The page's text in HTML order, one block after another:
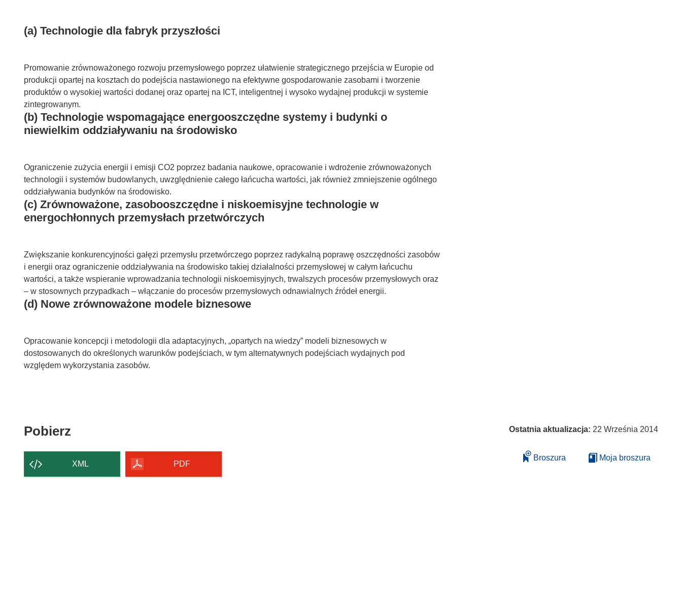
(a) Technologie dla fabryk przyszłości
Promowanie zrównoważonego rozwoju przemysłowego poprzez ułatwienie strategicznego przejścia w Europie od
produkcji opartej na kosztach do podejścia nastawionego na efektywne gospodarowanie zasobami i tworzenie
produktów o wysokiej wartości dodanej oraz opartej na ICT, inteligentnej i wysoko wydajnej produkcji w systemie
zintegrowanym.
(b) Technologie wspomagające energooszczędne systemy i budynki o
niewielkim oddziaływaniu na środowisko
Ograniczenie zużycia energii i emisji CO2 poprzez badania naukowe, opracowanie i wdrożenie zrównoważonych
technologii i systemów budowlanych, uwzględnienie całego łańcucha wartości, jak również zmniejszenie ogólnego
oddziaływania budynków na środowisko.
(c) Zrównoważone, zasobooszczędne i niskoemisyjne technologie w
energochłonnych przemysłach przetwórczych
Zwiększanie konkurencyjności gałęzi przemysłu przetwórczego poprzez radykalną poprawę oszczędności zasobów
i energii oraz ograniczenie oddziaływania na środowisko takiej działalności przemysłowej w całym łańcuchu
wartości, a także wspieranie wprowadzania technologii niskoemisyjnych, trwalszych procesów przemysłowych oraz
– w stosownych przypadkach – włączanie do procesów przemysłowych odnawialnych źródeł energii.
(d) Nowe zrównoważone modele biznesowe
Opracowanie koncepcji i metodologii dla adaptacyjnych, „opartych na wiedzy” modeli biznesowych w
dostosowanych do określonych warunków podejściach, w tym alternatywnych podejściach wydajnych pod
względem wykorzystania zasobów.
Pobierz
strony
XML PDF
Ostatnia aktualizacja: 22 Września 2014
Broszura Moja broszura